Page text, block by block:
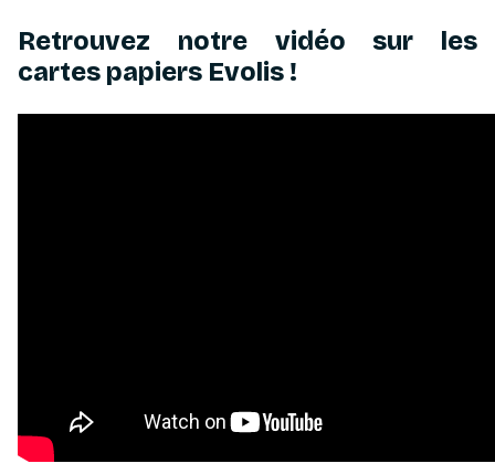
Retrouvez notre vidéo sur les
cartes papiers Evolis !